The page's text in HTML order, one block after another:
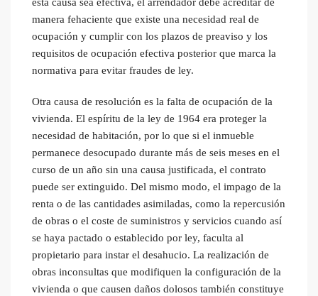
manera fehaciente que existe una necesidad real de
ocupación y cumplir con los plazos de preaviso y los
requisitos de ocupación efectiva posterior que marca la
normativa para evitar fraudes de ley.
Otra causa de resolución es la falta de ocupación de la
vivienda. El espíritu de la ley de 1964 era proteger la
necesidad de habitación, por lo que si el inmueble
permanece desocupado durante más de seis meses en el
curso de un año sin una causa justificada, el contrato
puede ser extinguido. Del mismo modo, el impago de la
renta o de las cantidades asimiladas, como la repercusión
de obras o el coste de suministros y servicios cuando así
se haya pactado o establecido por ley, faculta al
propietario para instar el desahucio. La realización de
obras inconsultas que modifiquen la configuración de la
vivienda o que causen daños dolosos también constituye